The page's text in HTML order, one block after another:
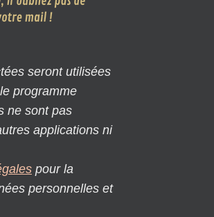
seront utilisées
programme
ne sont pas
applications ni
pour la
personnelles et